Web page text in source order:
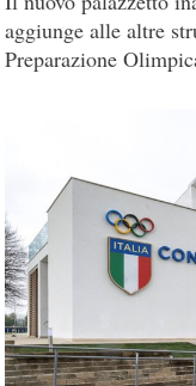
aggiunge alle altre
Preparazione